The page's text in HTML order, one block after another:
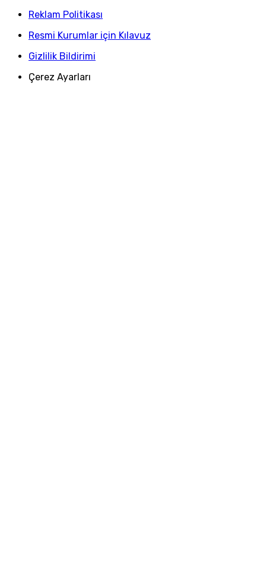
Reklam Politikası
Resmi Kurumlar için Kılavuz
Gizlilik Bildirimi
Çerez Ayarları